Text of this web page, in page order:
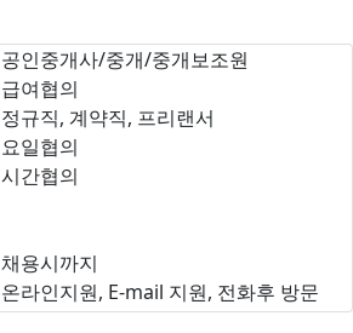
공인중개사/중개/중개보조원
급여협의
정규직, 계약직, 프리랜서
요일협의
시간협의
채용시까지
온라인지원, E-mail 지원, 전화후 방문